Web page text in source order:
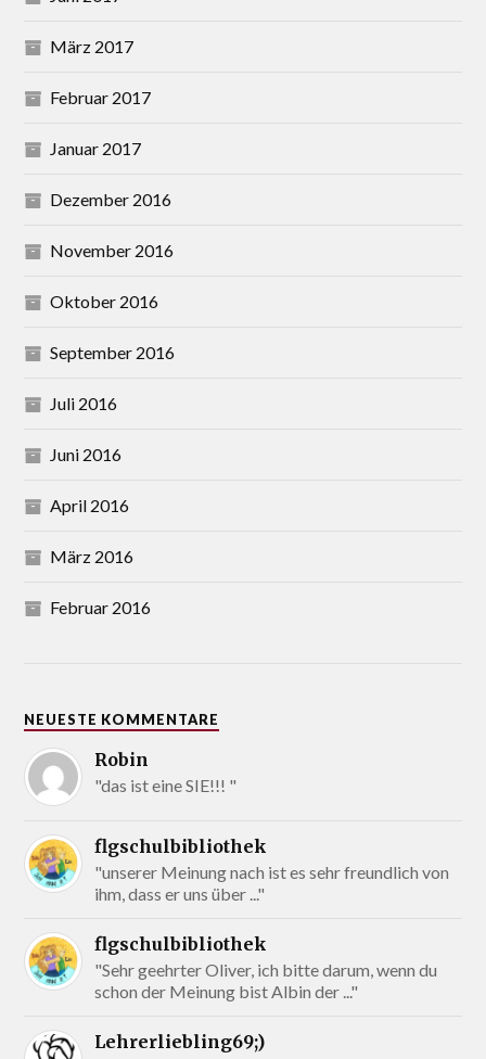
März 2017
Februar 2017
Januar 2017
Dezember 2016
November 2016
Oktober 2016
September 2016
Juli 2016
Juni 2016
April 2016
März 2016
Februar 2016
NEUESTE KOMMENTARE
Robin
"das ist eine SIE!!! "
flgschulbibliothek
"unserer Meinung nach ist es sehr freundlich von
ihm, dass er uns über ..."
flgschulbibliothek
"Sehr geehrter Oliver, ich bitte darum, wenn du
schon der Meinung bist Albin der ..."
Lehrerliebling69;)